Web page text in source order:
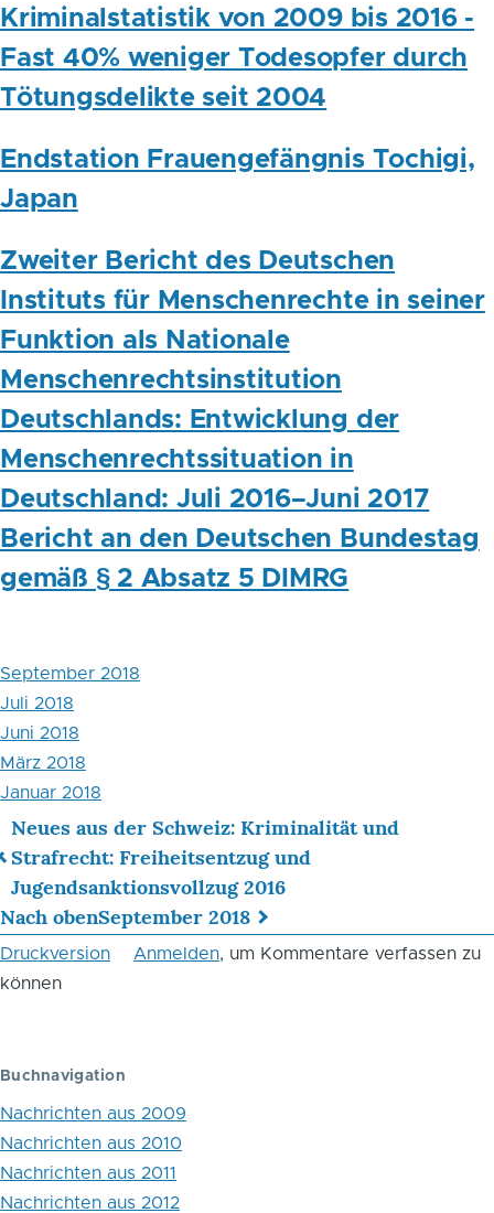
Kriminalstatistik von 2009 bis 2016 -
Fast 40% weniger Todesopfer durch
Tötungsdelikte seit 2004
Endstation Frauengefängnis Tochigi,
Japan
Zweiter Bericht des Deutschen
Instituts für Menschenrechte in seiner
Funktion als Nationale
Menschenrechtsinstitution
Deutschlands: Entwicklung der
Menschenrechtssituation in
Deutschland: Juli 2016–Juni 2017
Bericht an den Deutschen Bundestag
gemäß § 2 Absatz 5 DIMRG
September 2018
Juli 2018
Juni 2018
März 2018
Januar 2018
Links
für
das
Blättern
Nachrichten
aus
2018/2019
Neues aus der Schweiz: Kriminalität und
Strafrecht: Freiheitsentzug und
Jugendsanktionsvollzug 2016
Nach obenSeptember 2018
Druckversion Anmelden, um Kommentare verfassen zu
können
Buchnavigation
Nachrichten aus 2009
Nachrichten aus 2010
Nachrichten aus 2011
Nachrichten aus 2012